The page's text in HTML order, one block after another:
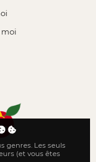
genres. Les seuls
(et vous êtes